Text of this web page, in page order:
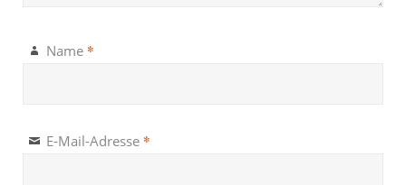
Name *
E-Mail-Adresse *